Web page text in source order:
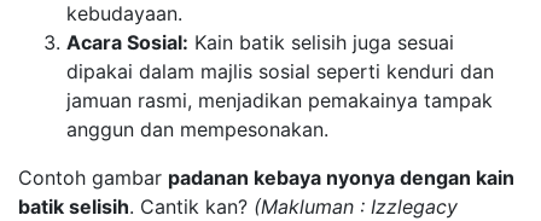
kebudayaan.
Acara Sosial: Kain batik selisih juga sesuai
dipakai dalam majlis sosial seperti kenduri dan
jamuan rasmi, menjadikan pemakainya tampak
anggun dan mempesonakan.
Contoh gambar padanan kebaya nyonya dengan kain
batik selisih. Cantik kan? (Makluman : Izzlegacy